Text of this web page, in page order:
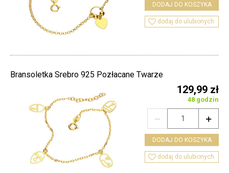
DODAJ DO KOSZYKA
 dodaj do ulubionych
Bransoletka Srebro 925 Pozłacane Twarze
129,99 zł
48 godzin


DODAJ DO KOSZYKA
 dodaj do ulubionych